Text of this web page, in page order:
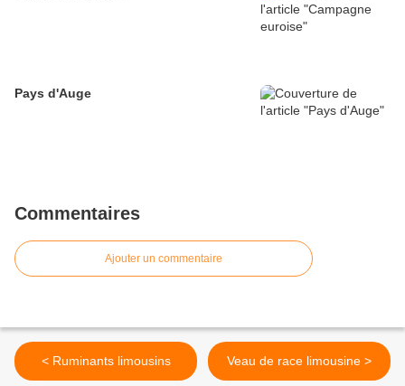
Pays d'Auge
Commentaires
Ajouter un commentaire
< Ruminants limousins Veau de race limousine >